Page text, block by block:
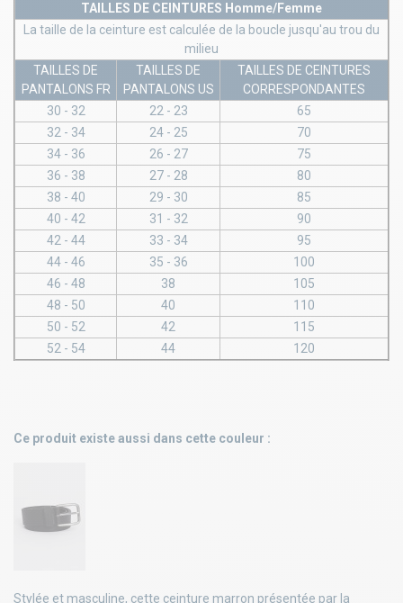
Stylée et masculine, cette ceinture marron présentée par la
TAILLES DE CEINTURES Homme/Femme
La taille de la ceinture est calculée de la boucle jusqu'au trou du
milieu
TAILLES DE
PANTALONS FR
TAILLES DE
PANTALONS US
TAILLES DE CEINTURES
CORRESPONDANTES
30 - 32
22 - 23
65
32 - 34
24 - 25
70
34 - 36
26 - 27
75
36 - 38
27 - 28
80
38 - 40
29 - 30
85
40 - 42
31 - 32
90
42 - 44
33 - 34
95
44 - 46
35 - 36
100
46 - 48
38
105
48 - 50
40
110
50 - 52
42
115
52 - 54
44 120
Ce produit existe aussi dans cette couleur :